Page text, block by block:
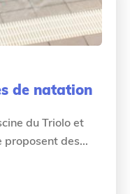
de natation
du Triolo et
des...